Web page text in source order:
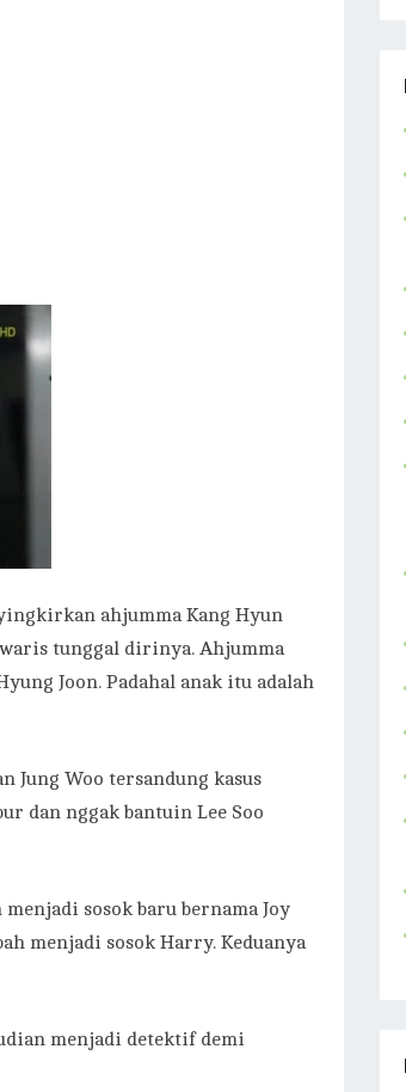
ahjumma Kang Hyun
waris tunggal dirinya. Ahjumma
Joon. Padahal anak itu adalah
Jung Woo tersandung kasus
dan nggak bantuin Lee Soo
sosok baru bernama Joy
menjadi sosok Harry. Keduanya
menjadi detektif demi